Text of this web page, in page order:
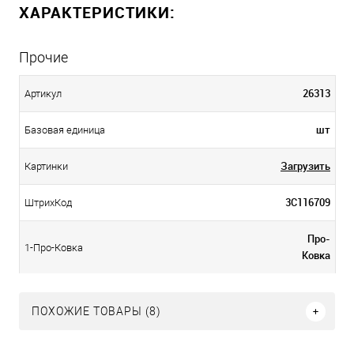
ХАРАКТЕРИСТИКИ:
Прочие
Артикул 26313
Базовая единица шт
Картинки Загрузить
ШтрихКод 3С116709
1-Про-Ковка
Про-
Ковка
ПОХОЖИЕ ТОВАРЫ (8)